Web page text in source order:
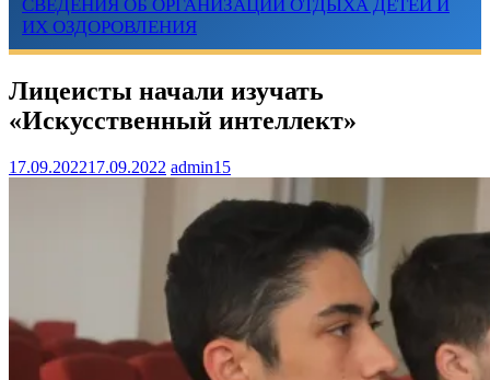
СВЕДЕНИЯ ОБ ОРГАНИЗАЦИИ ОТДЫХА ДЕТЕЙ И
ИХ ОЗДОРОВЛЕНИЯ
Лицеисты начали изучать
«Искусственный интеллект»
17.09.202217.09.2022 admin15